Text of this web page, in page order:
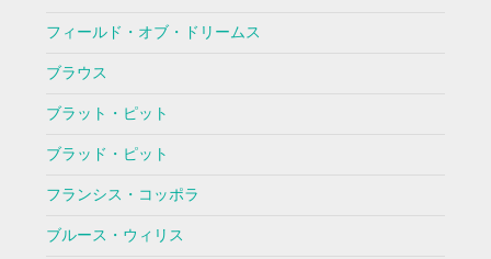
フィールド・オブ・ドリームス
ブラウス
ブラット・ピット
ブラッド・ピット
フランシス・コッポラ
ブルース・ウィリス